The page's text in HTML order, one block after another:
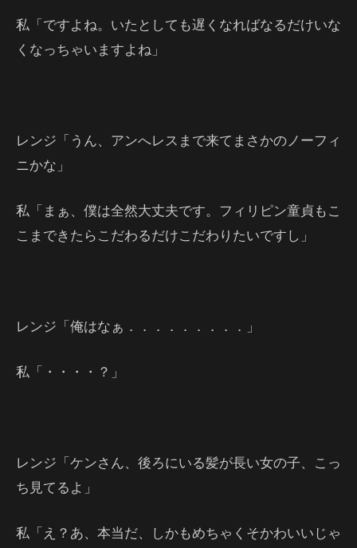
私「ですよね。いたとしても遅くなればなるだけいな
くなっちゃいますよね」
レンジ「うん、アンへレスまで来てまさかのノーフィ
ニかな」
私「まぁ、僕は全然大丈夫です。フィリピン童貞もこ
こまできたらこだわるだけこだわりたいですし」
レンジ「俺はなぁ．．．．．．．．．」
私「・・・・？」
レンジ「ケンさん、後ろにいる髪が長い女の子、こっ
ち見てるよ」
私「え？あ、本当だ、しかもめちゃくそかわいいじゃ